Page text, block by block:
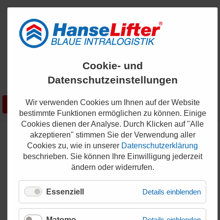
Cookie- und
Datenschutzeinstellungen
Wir verwenden Cookies um Ihnen auf der Website
bestimmte Funktionen ermöglichen zu können. Einige
Cookies dienen der Analyse. Durch Klicken auf "Alle
akzeptieren" stimmen Sie der Verwendung aller
Cookies zu, wie in unserer Datenschutzerklärung
beschrieben. Sie können Ihre Einwilligung jederzeit
ändern oder widerrufen.
Essenziell Details einblenden
ENGLISH
KONTAKT
SHOP Suchen
Die neuen HanseLifter 4-Rad
Geländestapler
12.08.2019